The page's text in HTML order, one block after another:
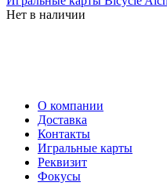
Нет в наличии
О компании
Доставка
Контакты
Игральные карты
Реквизит
Фокусы